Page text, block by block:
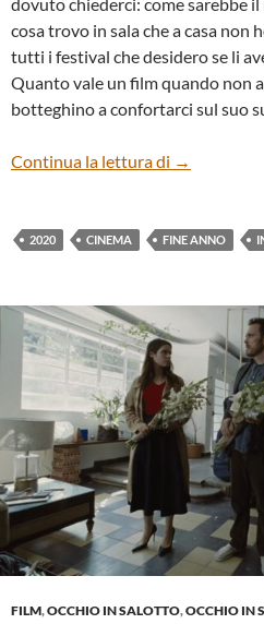
dovuto chiederci: come sarebbe il
cosa trovo in sala che a casa non
tutti i festival che desidero se li
Quanto vale un film quando non
botteghino a confortarci sul suo
Continua la lettura di CHE COSA
→
2020 CINEMA FINE ANNO
FILM,OCCHIO IN SALOTTO,OCCHIO IN